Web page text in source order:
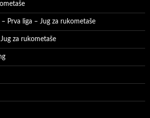
Prva liga – Jug za rukometaše
Jug za rukometaše